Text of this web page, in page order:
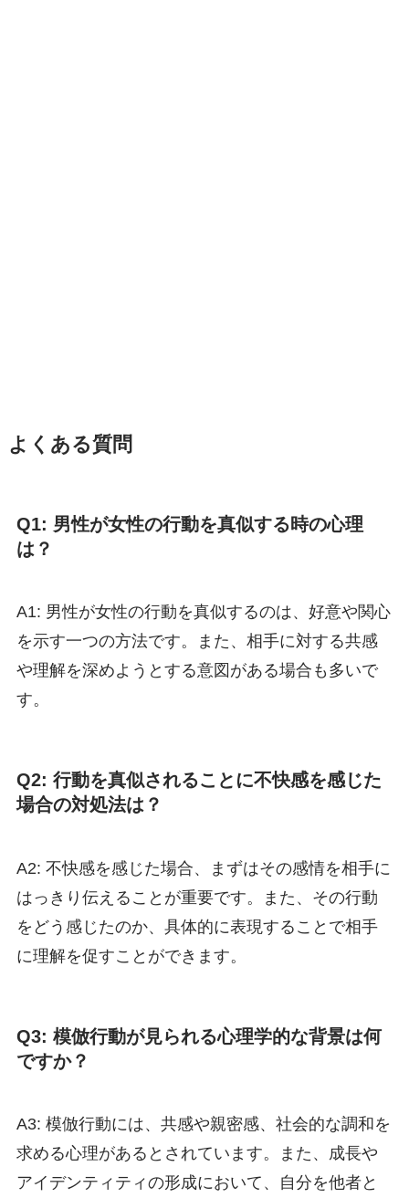
よくある質問
Q1: 男性が女性の行動を真似する時の心理
は？
A1: 男性が女性の行動を真似するのは、好意や関心
を示す一つの方法です。また、相手に対する共感
や理解を深めようとする意図がある場合も多いで
す。
Q2: 行動を真似されることに不快感を感じた
場合の対処法は？
A2: 不快感を感じた場合、まずはその感情を相手に
はっきり伝えることが重要です。また、その行動
をどう感じたのか、具体的に表現することで相手
に理解を促すことができます。
Q3: 模倣行動が見られる心理学的な背景は何
ですか？
A3: 模倣行動には、共感や親密感、社会的な調和を
求める心理があるとされています。また、成長や
アイデンティティの形成において、自分を他者と